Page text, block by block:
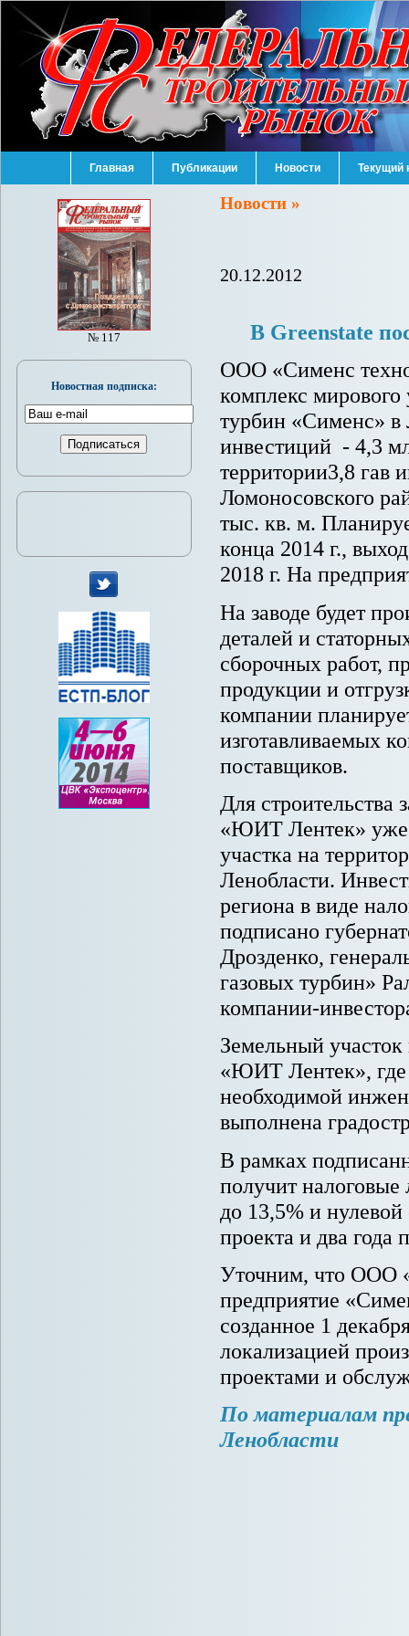
Главная Публикации Новости Текущий
Новости »
20.12.2012
В Greenstate
ООО «Сименс
комплекс
турбин «Сименс» в
инвестиций - 4,3
территории3,8 гав
Ломоносовского
тыс. кв. м.
конца 2014 г.,
2018 г. На
На заводе будет
деталей и
сборочных работ,
продукции и
компании
изготавливаемых
поставщиков.
Для строительства
«ЮИТ Лентек» уже
участка на
Ленобласти.
региона в виде
подписано
Дрозденко,
газовых турбин»
компании-
Земельный
«ЮИТ Лентек», где
необходимой
выполнена
В рамках
получит
до 13,5% и
проекта и два года
Уточним, что ООО
предприятие
созданное 1
локализацией
проектами и
По материалам
Ленобласти
№ 117
Новостная подписка:
мы
в
Twitter